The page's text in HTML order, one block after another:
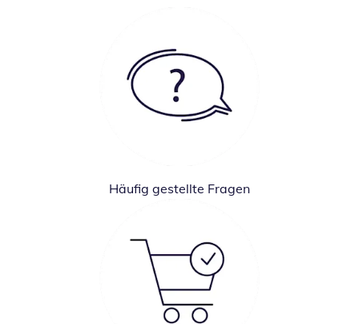
Häufig gestellte Fragen